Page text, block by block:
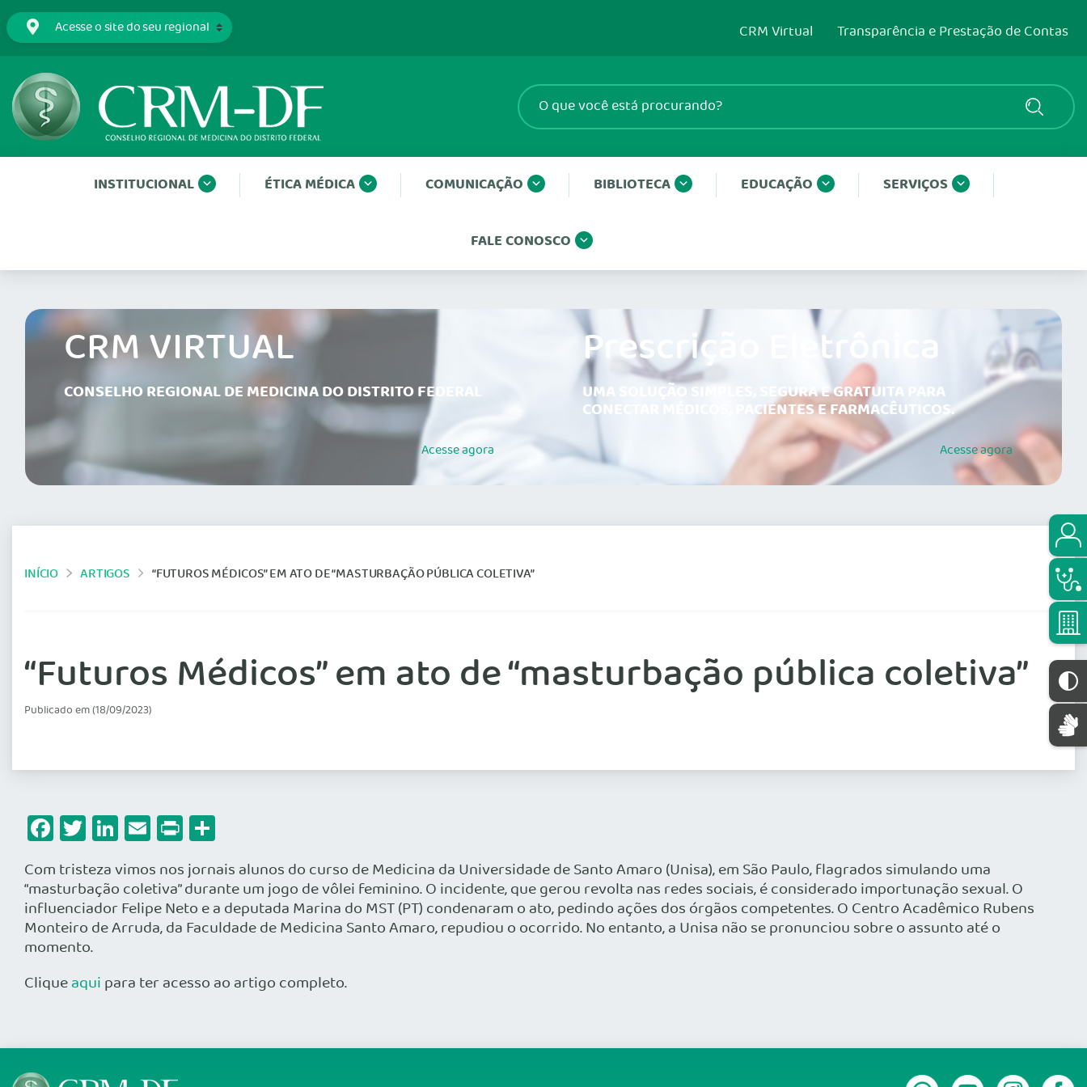
CRM Virtual Transparência e Prestação de Contas
INSTITUCIONAL ÉTICA MÉDICA COMUNICAÇÃO BIBLIOTECA EDUCAÇÃO SERVIÇOS
FALE CONOSCO
CRM VIRTUAL
CONSELHO REGIONAL DE MEDICINA DO DISTRITO FEDERAL
Acesseagora
Prescrição Eletrônica
UMA SOLUÇÃO SIMPLES, SEGURA E GRATUITA PARA
CONECTAR MÉDICOS, PACIENTES E FARMACÊUTICOS.
Acesseagora
INÍCIO ARTIGOS “FUTUROS MÉDICOS” EM ATO DE “MASTURBAÇÃO PÚBLICA COLETIVA”
“Futuros Médicos” em ato de “masturbação pública coletiva”
Publicado em (18/09/2023)
Facebook
Twitter
LinkedIn
Email
Print
Com tristeza vimos nos jornais alunos do curso de Medicina da Universidade de Santo Amaro (Unisa), em São Paulo, flagrados simulando uma
“masturbação coletiva” durante um jogo de vôlei feminino. O incidente, que gerou revolta nas redes sociais, é considerado importunação sexual. O
influenciador Felipe Neto e a deputada Marina do MST (PT) condenaram o ato, pedindo ações dos órgãos competentes. O Centro Acadêmico Rubens
Monteiro de Arruda, da Faculdade de Medicina Santo Amaro, repudiou o ocorrido. No entanto, a Unisa não se pronunciou sobre o assunto até o
momento.
Cliqueaqui para ter acesso ao artigo completo.